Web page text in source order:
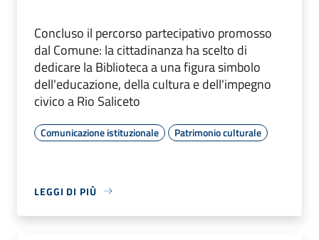
Concluso il percorso partecipativo promosso
dal Comune: la cittadinanza ha scelto di
dedicare la Biblioteca a una figura simbolo
dell'educazione, della cultura e dell'impegno
civico a Rio Saliceto
Comunicazione istituzionale Patrimonio culturale
LEGGI DI PIÙ